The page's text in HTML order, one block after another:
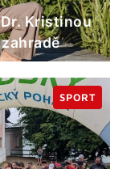
Kristinou
SPORT